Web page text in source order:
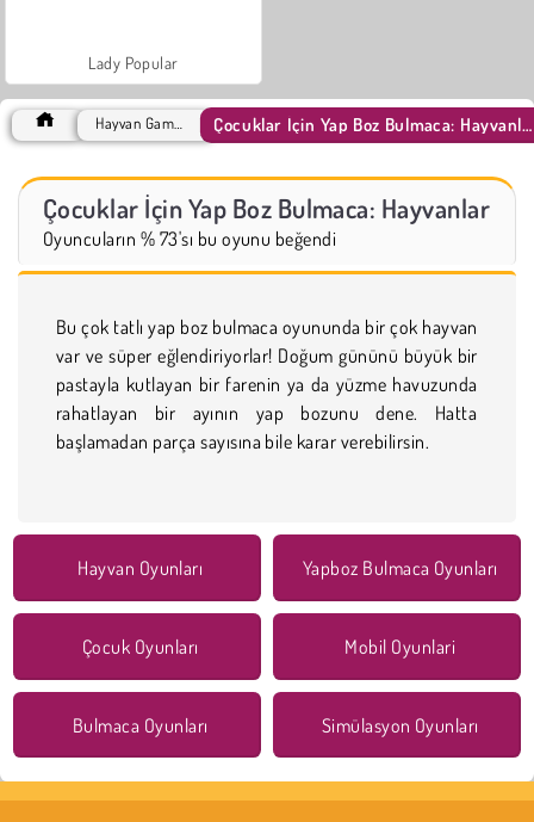
Lady Popular
Çocuklar İçin Yap Boz Bulmaca: Hayvanlar
Oyuncuların % 73'sı bu oyunu beğendi
Bu çok tatlı yap boz bulmaca oyununda bir çok hayvan
var ve süper eğlendiriyorlar! Doğum gününü büyük bir
pastayla kutlayan bir farenin ya da yüzme havuzunda
rahatlayan bir ayının yap bozunu dene. Hatta
başlamadan parça sayısına bile karar verebilirsin.
Hayvan Oyunları Yapboz Bulmaca Oyunları
Çocuk Oyunları Mobil Oyunlari
Bulmaca Oyunları Simülasyon Oyunları